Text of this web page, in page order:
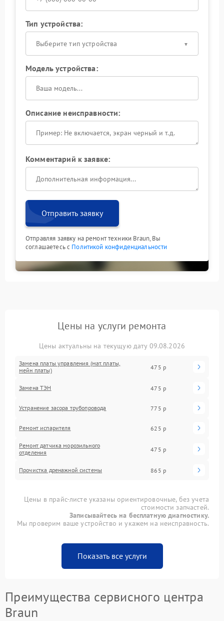
Тип устройства:
Выберите тип устройства
Модель устройства:
Описание неисправности:
Комментарий к заявке:
Отправить заявку
Отправляя заявку на ремонт техники Braun, Вы
соглашаетесь с Политикой конфиденциальности
Цены на услуги ремонта
Цены актуальны на текущую дату 09.08.2026
Замена платы управления (мат.платы,
мейн платы)
475 р
Замена ТЭН 475 р
Устранение засора трубопровода 775 р
Ремонт испарителя 625 р
Ремонт датчика морозильного
отделения
475 р
Прочистка дренажной системы 865 р
Цены в прайс-листе указаны ориентировочные, без учета
стоимости запчастей.
Записывайтесь на бесплатную диагностику.
Мы проверим ваше устройство и укажем на неисправность.
Показать все услуги
Преимущества сервисного центра
Braun